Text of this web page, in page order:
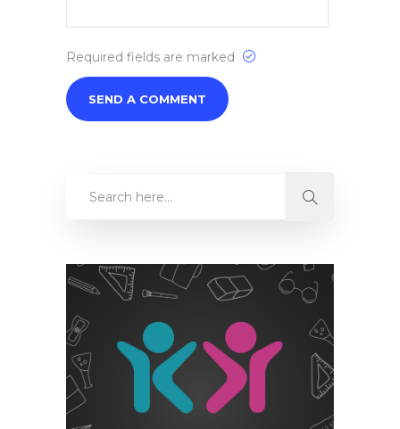
Required fields are marked